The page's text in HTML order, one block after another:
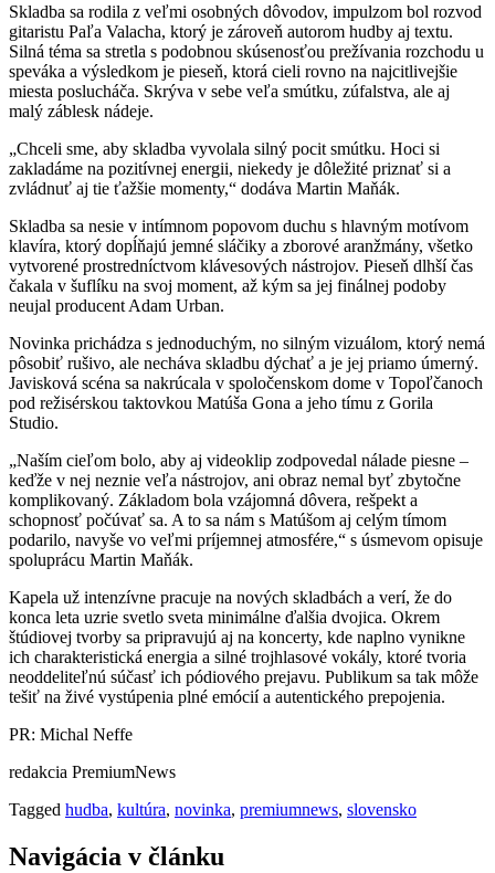
Skladba sa rodila z veľmi osobných dôvodov, impulzom bol rozvod
gitaristu Paľa Valacha, ktorý je zároveň autorom hudby aj textu.
Silná téma sa stretla s podobnou skúsenosťou prežívania rozchodu u
speváka a výsledkom je pieseň, ktorá cieli rovno na najcitlivejšie
miesta poslucháča. Skrýva v sebe veľa smútku, zúfalstva, ale aj
malý záblesk nádeje.
„Chceli sme, aby skladba vyvolala silný pocit smútku. Hoci si
zakladáme na pozitívnej energii, niekedy je dôležité priznať si a
zvládnuť aj tie ťažšie momenty,“ dodáva Martin Maňák.
Skladba sa nesie v intímnom popovom duchu s hlavným motívom
klavíra, ktorý dopĺňajú jemné sláčiky a zborové aranžmány, všetko
vytvorené prostredníctvom klávesových nástrojov. Pieseň dlhší čas
čakala v šuflíku na svoj moment, až kým sa jej finálnej podoby
neujal producent Adam Urban.
Novinka prichádza s jednoduchým, no silným vizuálom, ktorý nemá
pôsobiť rušivo, ale necháva skladbu dýchať a je jej priamo úmerný.
Javisková scéna sa nakrúcala v spoločenskom dome v Topoľčanoch
pod režisérskou taktovkou Matúša Gona a jeho tímu z Gorila
Studio.
„Naším cieľom bolo, aby aj videoklip zodpovedal nálade piesne –
keďže v nej neznie veľa nástrojov, ani obraz nemal byť zbytočne
komplikovaný. Základom bola vzájomná dôvera, rešpekt a
schopnosť počúvať sa. A to sa nám s Matúšom aj celým tímom
podarilo, navyše vo veľmi príjemnej atmosfére,“ s úsmevom opisuje
spoluprácu Martin Maňák.
Kapela už intenzívne pracuje na nových skladbách a verí, že do
konca leta uzrie svetlo sveta minimálne ďalšia dvojica. Okrem
štúdiovej tvorby sa pripravujú aj na koncerty, kde naplno vynikne
ich charakteristická energia a silné trojhlasové vokály, ktoré tvoria
neoddeliteľnú súčasť ich pódiového prejavu. Publikum sa tak môže
tešiť na živé vystúpenia plné emócií a autentického prepojenia.
PR: Michal Neffe
redakcia PremiumNews
Tagged hudba, kultúra, novinka, premiumnews, slovensko
Navigácia v článku